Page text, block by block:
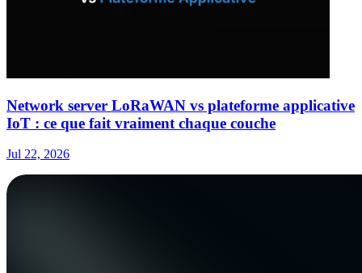
Network server LoRaWAN vs plateforme applicative
IoT : ce que fait vraiment chaque couche
Jul 22, 2026